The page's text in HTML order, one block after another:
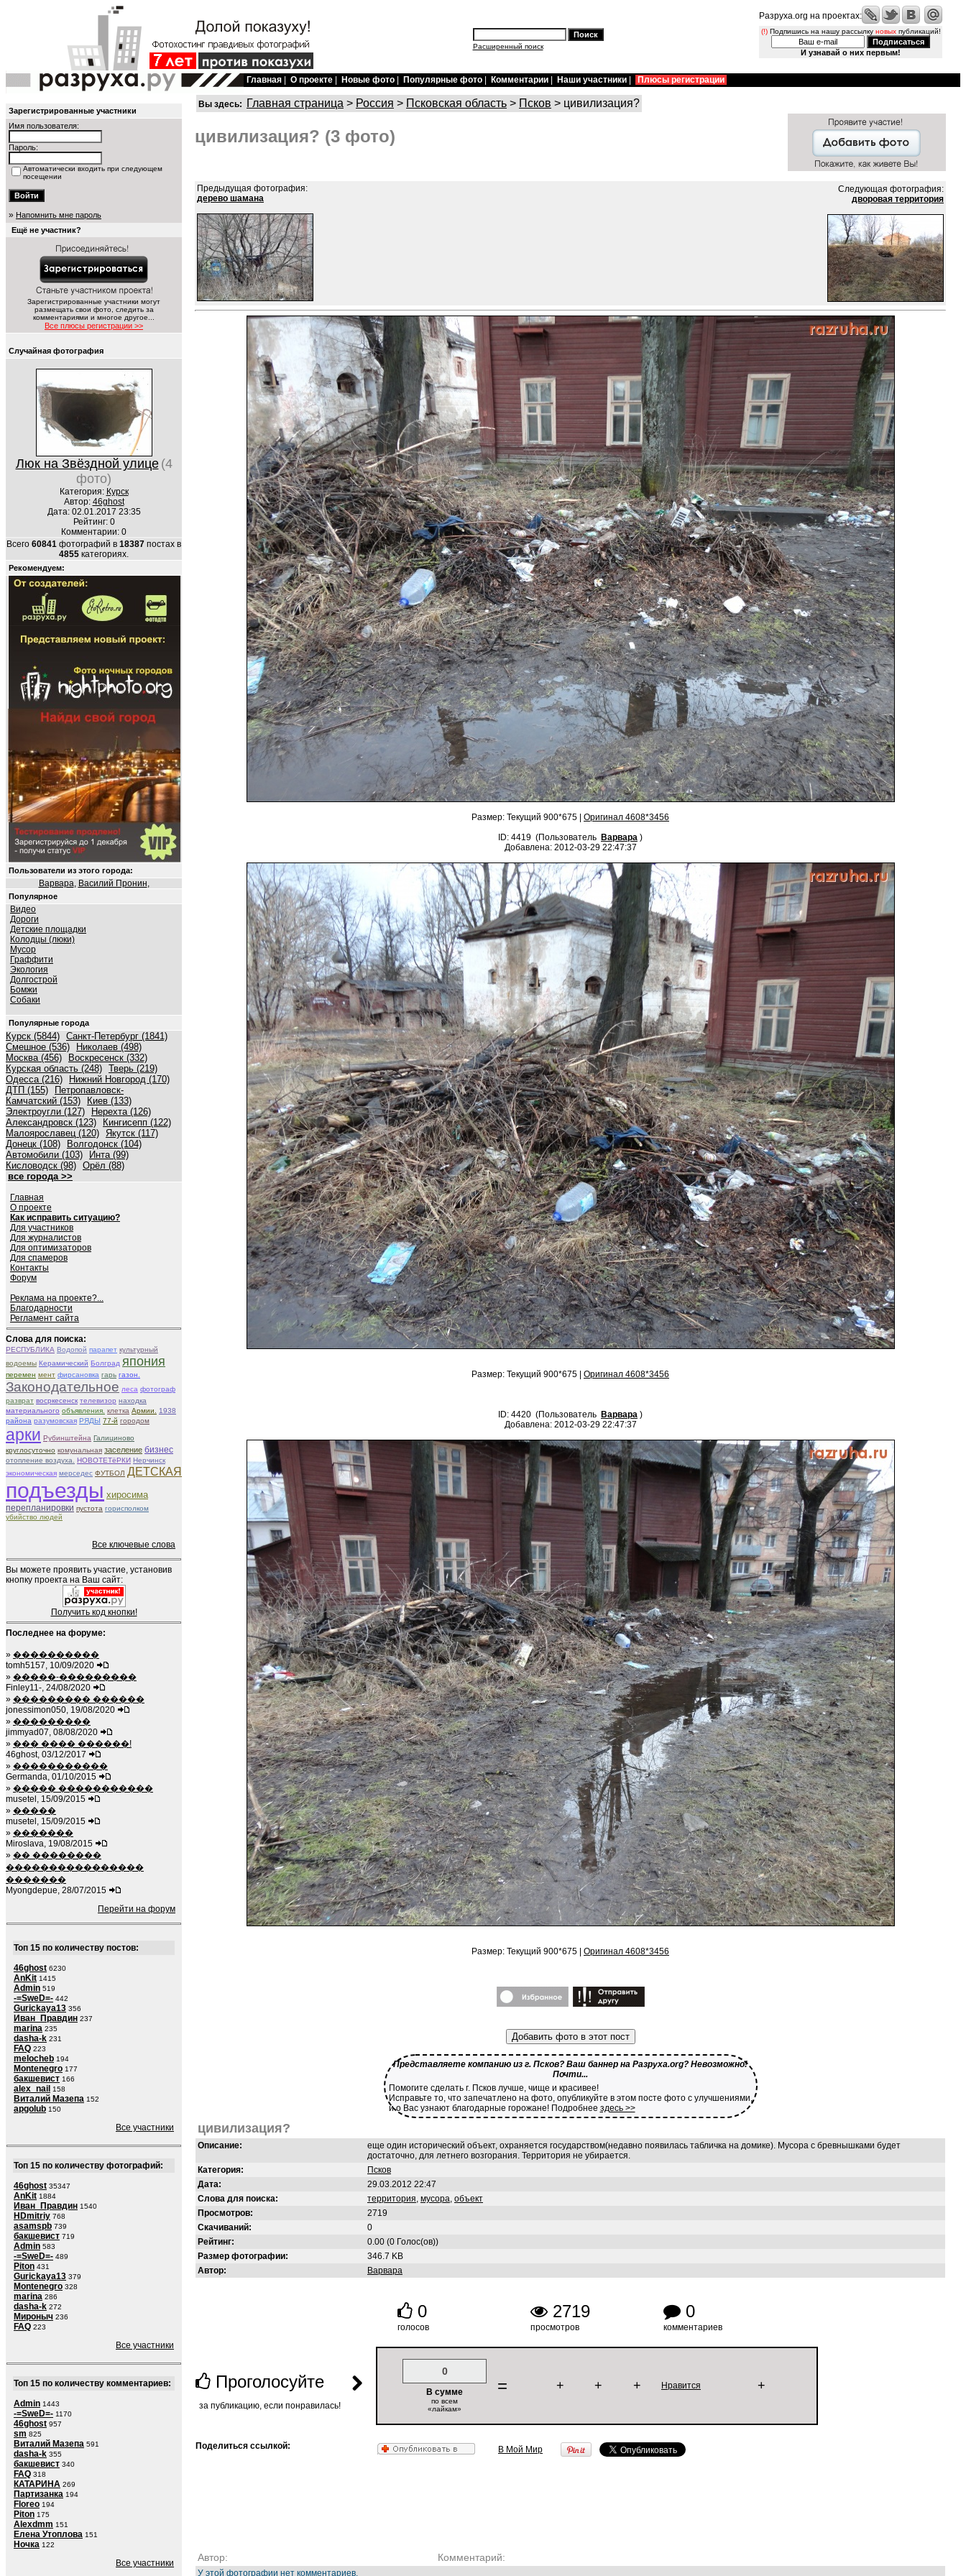
Расширенный поиск
Разруха.org на проектах:
(!)Подпишись на нашу рассылку новыхпубликаций!
И узнавай о них первым!
Главная О проекте Новые фото Популярные фото Комментарии Наши участники Плюсы регистрации
Зарегистрированные участники
Имя пользователя:
Пароль:
Автоматически входить при следующем
посещении
» Напомнить мне пароль
Ещё не участник?
Зарегистрированные участники могут
размещать свои фото, следить за
комментариями и многое другое...
Все плюсы регистрации >>
Случайная фотография
Люк на Звёздной улице (4
фото)
Категория: Курск
Автор: 46ghost
Дата: 02.01.2017 23:35
Рейтинг: 0
Комментарии: 0
Всего 60841 фотографий в 18387 постах в
4855 категориях.
Рекомендуем:
Пользователи из этого города:
Варвара, Василий Пронин,
Популярное
Видео
Дороги
Детские площадки
Колодцы (люки)
Мусор
Граффити
Экология
Долгострой
Бомжи
Собаки
Популярные города
Курск (5844) Санкт-Петербург (1841)
Смешное (536)
Николаев (498)
Москва (456)
Воскресенск (332)
Курская область (248) Тверь (219)
Одесса (216)
Нижний Новгород (170)
ДТП (155)
Петропавловск-
Камчатский (153)
Киев (133)
Электроугли (127)
Нерехта (126)
Александровск (123)
Кингисепп (122)
Малоярославец (120) Якутск (117)
Донецк (108)
Волгодонск (104)
Автомобили (103)
Инта (99)
Кисловодск (98) Орёл (88)
все города >>
Главная
О проекте
Как исправить ситуацию?
Для участников
Для журналистов
Для оптимизаторов
Для спамеров
Контакты
Форум
Реклама на проекте?...
Благодарности
Регламент сайта
Слова для поиска:
РЕСПУБЛИКА Водопой парапет культурный
водоемы Керамический Болград япония
перемен мент фирсановка гарь газон.
Законодательное леса фотограф
разврат восркесенск телевизор находка
материального объявления. клетка Армии.
1938
района разумовская РЯДЫ 77-й городом
арки Рубинштейна Галициново
круглосуточно комунальная заселение бизнес
отопление воздуха. НОВОТЕТёРКИ Нерчинск
экономическая мерседес ФУТБОЛ ДЕТСКАЯ
подъезды хиросима
перепланировки пустота горисполком
убийство людей
Все ключевые слова
Вы можете проявить участие, установив
кнопку проекта на Ваш сайт:
Получить код кнопки!
Последнее на форуме:
» ����������
tomh5157, 10/09/2020
» �����-���������
Finley11-, 24/08/2020
» ��������� ������
jonessimon050, 19/08/2020
» ���������
jimmyad07, 08/08/2020
» ��� ���� ������!
46ghost, 03/12/2017
» �����������
Germanda, 01/10/2015
» ����� �����������
musetel, 15/09/2015
» �����
musetel, 15/09/2015
» �������
Miroslava, 19/08/2015
» �� ��������
����������������
�������
Myongdepue, 28/07/2015
Перейти на форум
Топ 15 по количеству постов:
46ghost 6230
AnKit 1415
Admin 519
-=SweD=- 442
Gurickaya13 356
Иван_Правдин 237
marina 235
dasha-k 231
FAQ 223
melocheb 194
Montenegro 177
бакшевист 166
alex_nail 158
Виталий Мазепа 152
apgolub 150
Все участники
Топ 15 по количеству фотографий:
46ghost 35347
AnKit 1884
Иван_Правдин 1540
HDmitriy 768
asamspb 739
бакшевист 719
Admin 583
-=SweD=- 489
Piton 431
Gurickaya13 379
Montenegro 328
marina 286
dasha-k 272
Мироныч 236
FAQ 223
Все участники
Топ 15 по количеству комментариев:
Admin 1443
-=SweD=- 1170
46ghost 957
sm 825
Виталий Мазепа 591
dasha-k 355
бакшевист 340
FAQ 318
КАТАРИНА 269
Партизанка 194
Floreo 194
Piton 175
Alexdmm 151
Елена Утоплова 151
Ночка 122
Все участники
Вы здесь: Главная страница > Россия > Псковская область > Псков > цивилизация?
цивилизация? (3 фото)
Предыдущая фотография:
дерево шамана
Следующая фотография:
дворовая территория
Размер: Текущий 900*675 | Оригинал 4608*3456
ID: 4419 (Пользователь Варвара )
Добавлена: 2012-03-29 22:47:37
Размер: Текущий 900*675 | Оригинал 4608*3456
ID: 4420 (Пользователь Варвара )
Добавлена: 2012-03-29 22:47:37
Размер: Текущий 900*675 | Оригинал 4608*3456
Добавить фото в этот пост
Представляете компанию из г. Псков? Ваш баннер на Разруха.org? Невозможно!
Почти...
Помогите сделать г. Псков лучше, чище и красивее!
Исправьте то, что запечатлено на фото, опубликуйте в этом посте фото с улучшениями,
и о Вас узнают благодарные горожане! Подробнее здесь >>
цивилизация?
Описание:
еще один исторический объект, охраняется государством(недавно появилась табличка на домике). Мусора с бревнышками будет
достаточно, для летнего возгорания. Территория не убирается.
Категория:
Псков
Дата:
29.03.2012 22:47
Слова для поиска:
территория, мусора, объект
Просмотров:
2719
Скачиваний:
0
Рейтинг:
0.00 (0 Голос(ов))
Размер фотографии:
346.7 KB
Автор:
Варвара
Проголосуйте
за публикацию, если понравилась!
0
голосов
2719
просмотров
0
комментариев
0
В сумме
по всем
«лайкам»
= + + + Нравится +
Поделиться ссылкой: В Мой Мир
Автор: Комментарий:
У этой фотографии нет комментариев.